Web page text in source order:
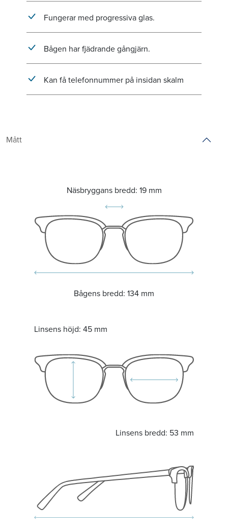
Fungerar med progressiva glas.
Bågen har fjädrande gångjärn.
Kan få telefonnummer på insidan skalm
Mått
Näsbryggans bredd: 19 mm
Bågens bredd: 134 mm
Linsens höjd: 45 mm
Linsens bredd: 53 mm